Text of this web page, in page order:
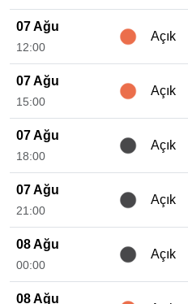
07 Ağu
12:00
Açık
07 Ağu
15:00
Açık
07 Ağu
18:00
Açık
07 Ağu
21:00
Açık
08 Ağu
00:00
Açık
08 Ağu